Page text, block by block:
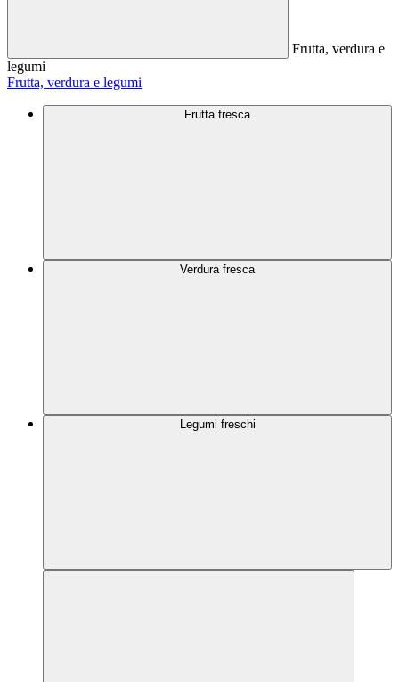
Frutta, verdura e
legumi
Frutta, verdura e legumi
Frutta fresca
Verdura fresca
Legumi freschi